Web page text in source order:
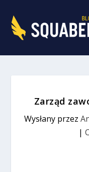
Zarząd
Wysłany przez
|